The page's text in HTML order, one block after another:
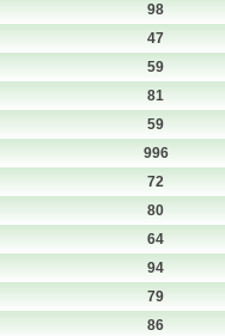
98
47
59
81
59
996
72
80
64
94
79
86